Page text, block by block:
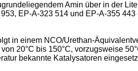
Amin über in der
EP-A-323 514 und EP-A-355
in einem NCO/Urethan-
20°C bis 150°C, vorzugsweise
bekannte Katalysatoren